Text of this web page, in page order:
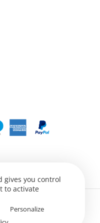
SANTÉ. CONSOMMEZ AVEC
de Confidentialité
gives you control
to activate
Personalize